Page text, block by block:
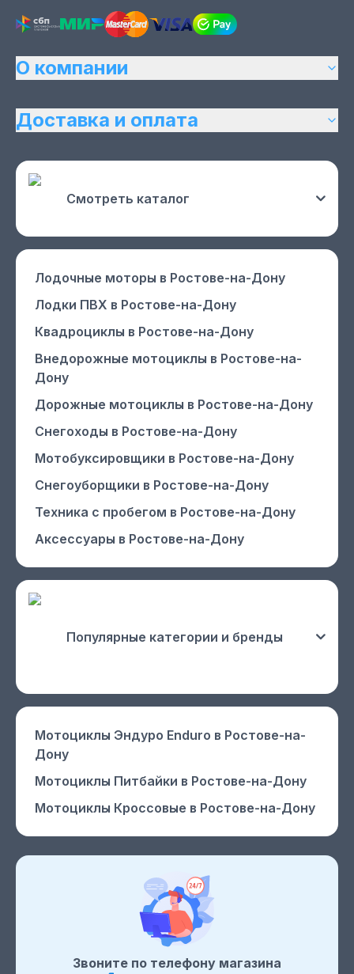
О компании
Доставка и оплата
Звоните по телефону магазина
Смотреть каталог
Лодочные моторы в Ростове-на-Дону
Лодки ПВХ в Ростове-на-Дону
Квадроциклы в Ростове-на-Дону
Внедорожные мотоциклы в Ростове-на-
Дону
Дорожные мотоциклы в Ростове-на-Дону
Снегоходы в Ростове-на-Дону
Мотобуксировщики в Ростове-на-Дону
Снегоуборщики в Ростове-на-Дону
Техника с пробегом в Ростове-на-Дону
Аксессуары в Ростове-на-Дону
Популярные категории и бренды
Мотоциклы Эндуро Enduro в Ростове-на-
Дону
Мотоциклы Питбайки в Ростове-на-Дону
Мотоциклы Кроссовые в Ростове-на-Дону